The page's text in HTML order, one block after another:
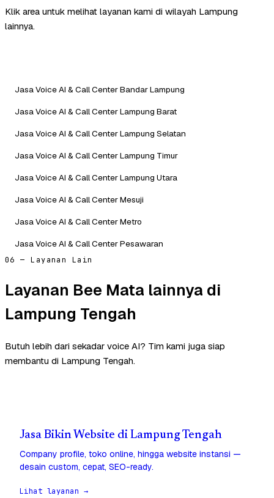
Klik area untuk melihat layanan kami di wilayah Lampung
lainnya.
Jasa Voice AI & Call Center Bandar Lampung
Jasa Voice AI & Call Center Lampung Barat
Jasa Voice AI & Call Center Lampung Selatan
Jasa Voice AI & Call Center Lampung Timur
Jasa Voice AI & Call Center Lampung Utara
Jasa Voice AI & Call Center Mesuji
Jasa Voice AI & Call Center Metro
Jasa Voice AI & Call Center Pesawaran
06 — Layanan Lain
Layanan Bee Mata lainnya di
Lampung Tengah
Butuh lebih dari sekadar voice AI? Tim kami juga siap
membantu di Lampung Tengah.
Jasa Bikin Website di Lampung Tengah
Company profile, toko online, hingga website instansi —
desain custom, cepat, SEO-ready.
Lihat layanan →